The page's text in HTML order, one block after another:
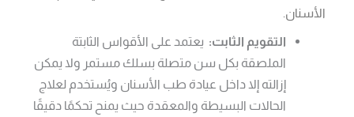
الأسنان.
التقويم الثابت: يعتمد على الأقواس الثابتة
الملصقة بكل سن متصلة بسلك مستمر ولا يمكن
إزالته إلا داخل عيادة طب الأسنان ويُستخدم لعلاج
الحالات البسيطة والمعقدة حيث يمنح تحكمًا دقيقًا